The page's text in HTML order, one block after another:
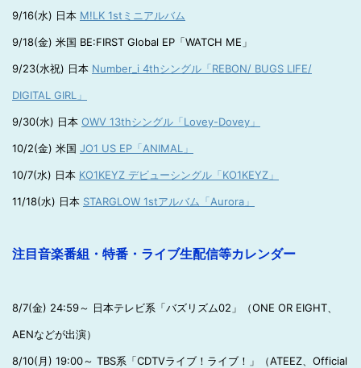
9/16(水) 日本 M!LK 1stミニアルバム
9/18(金) 米国 BE:FIRST Global EP「WATCH ME」
9/23(水祝) 日本 Number_i 4thシングル「REBON/ BUGS LIFE/
DIGITAL GIRL」
9/30(水) 日本 OWV 13thシングル「Lovey-Dovey」
10/2(金) 米国 JO1 US EP「ANIMAL」
10/7(水) 日本 KO1KEYZ デビューシングル「KO1KEYZ」
11/18(水) 日本 STARGLOW 1stアルバム「Aurora」
注目音楽番組・特番・ライブ生配信等カレンダー
8/7(金) 24:59～ 日本テレビ系「バズリズム02」（ONE OR EIGHT、
AENなどが出演）
8/10(月) 19:00～ TBS系「CDTVライブ！ライブ！」（ATEEZ、Official